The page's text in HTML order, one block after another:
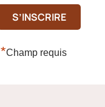
*Champ requis